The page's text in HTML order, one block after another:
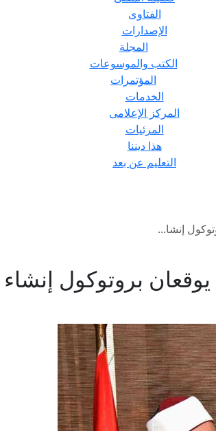
الفتاوى
الإصدارات
المجلة
الكتب والموسوعات
المؤتمرات
الخدمات
المركز الإعلامى
المرئيات
هذا ديننا
التعليم عن بعد
إنشا...
بروتوكول إنشاء